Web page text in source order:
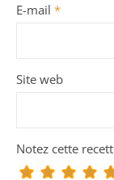
E-mail *
Site web
Notez cette